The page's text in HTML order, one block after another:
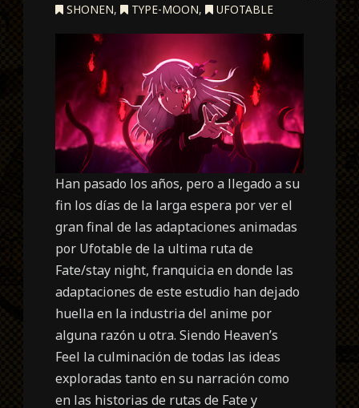
SHONEN, TYPE-MOON, UFOTABLE
Han pasado los años, pero a llegado a su
fin los días de la larga espera por ver el
gran final de las adaptaciones animadas
por Ufotable de la ultima ruta de
Fate/stay night, franquicia en donde las
adaptaciones de este estudio han dejado
huella en la industria del anime por
alguna razón u otra. Siendo Heaven’s
Feel la culminación de todas las ideas
exploradas tanto en su narración como
en las historias de rutas de Fate y